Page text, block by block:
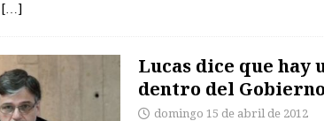
[…]
Lucas dice que hay
dentro del Gobierno
domingo 15 de abril de 2012